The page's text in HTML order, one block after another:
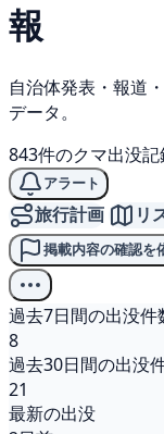
報
自治体発表・報道
データ。
843件のクマ出没記
アラート
旅行計画 リ
掲載内容の確認を
過去7日間の出没件
8
過去30日間の出没
21
最新の出没